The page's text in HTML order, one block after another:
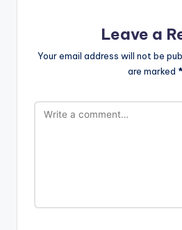
Leave a
Your email address will not be
are marked *